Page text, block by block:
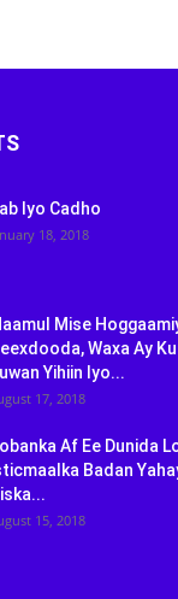
Iyo Cadho
18, 2018
Mise
Waxa Ay
Yihiin Iyo...
17, 2018
Af Ee Dunida
Badan
15, 2018